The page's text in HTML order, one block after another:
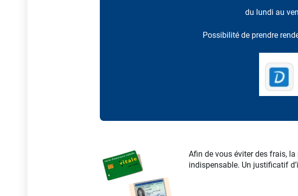
du lundi au
Possibilité de prendre
Afin de vous éviter des frais,
indispensable. Un justificatif